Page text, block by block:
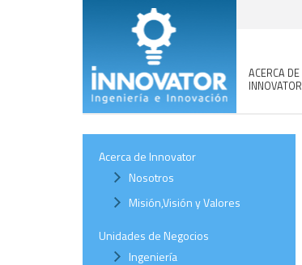
ACERCA DE
INNOVATOR
Acerca de Innovator
Nosotros
Misión,Visión y Valores
Unidades de Negocios
Ingeniería